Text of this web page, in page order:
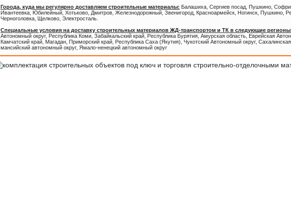
Города, куда мы регулярно доставляем строительные материалы: Балашиха, Сергиев посад, Пушкино,
Ивантеевка, Юбилейный, Хотьково, Дмитров, Железнодорожный, Звенигород, Красноармейск, Ногинск, Пушкино,
Черноголовка, Щелково, Электросталь.
Специальные условия на доставку строительных материалов ЖД-транспортом и ТК в следующие
Автономный округ, Республика Коми, Забайкальский край, Республика Бурятия, Амурская область, Еврейская
Камчатский край, Магадан, Приморский край, Республика Саха (Якутия), Чукотский Автономный округ,
мансийский автономный округ, Ямало-ненецкий автономный округ